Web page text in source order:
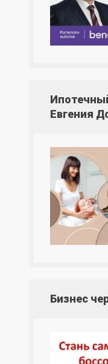
Евгения
Бизнес